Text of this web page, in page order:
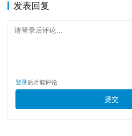
发表回复
请登录后评论...
登录后才能评论
提交